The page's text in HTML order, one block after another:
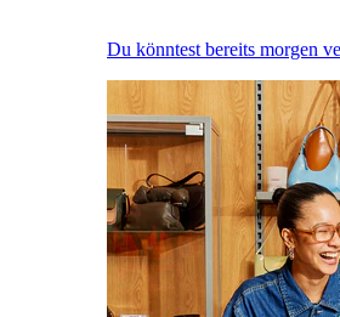
Du könntest bereits morgen